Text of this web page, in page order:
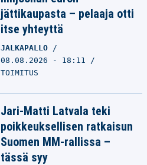
jättikaupasta – pelaaja otti
itse yhteyttä
JALKAPALLO
08.08.2026 - 18:11
TOIMITUS
Jari-Matti Latvala teki
poikkeuksellisen ratkaisun
Suomen MM-rallissa –
tässä syy